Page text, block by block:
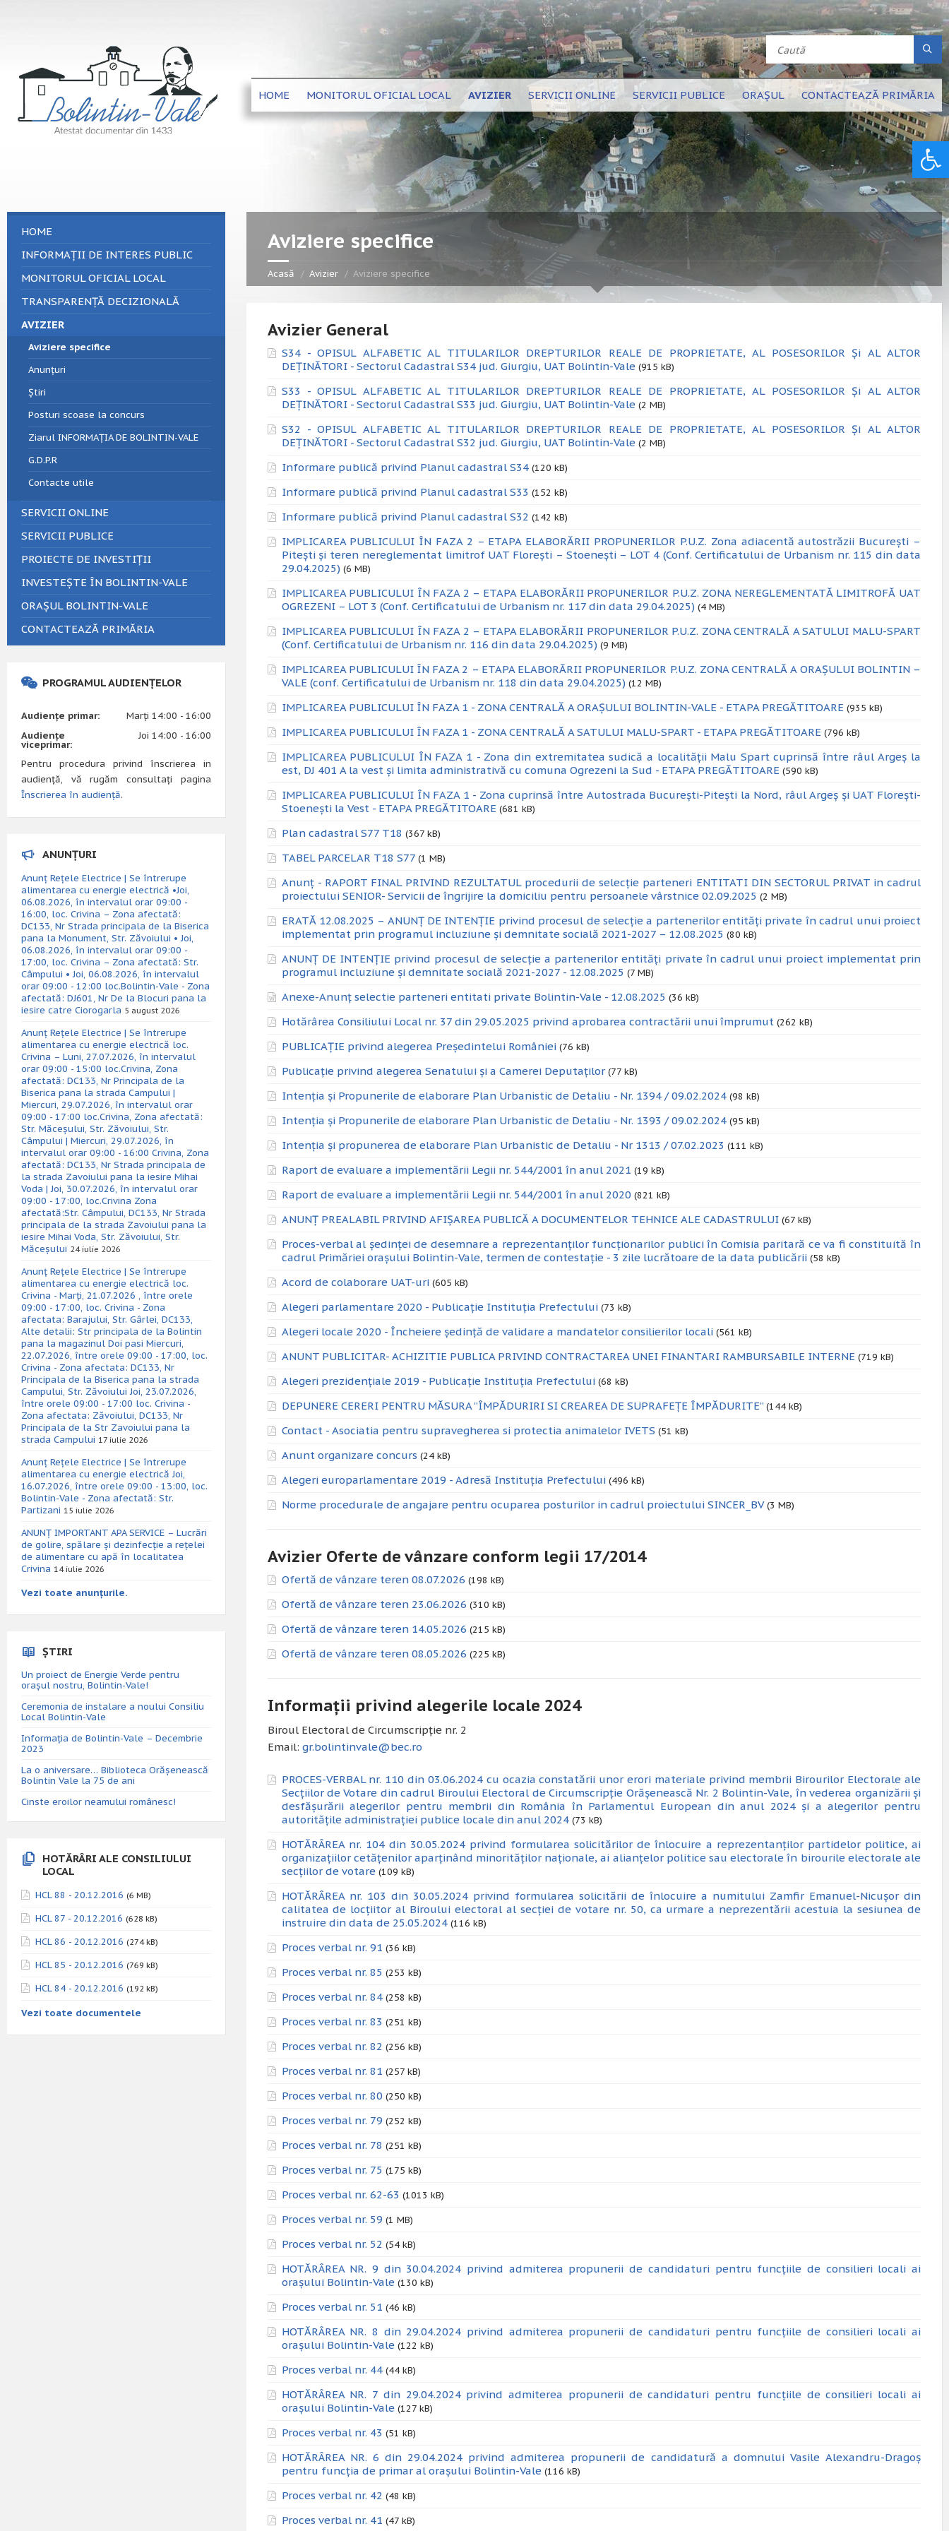
HOME MONITORUL OFICIAL LOCAL AVIZIER SERVICII ONLINE SERVICII PUBLICE ORAȘUL CONTACTEAZĂ PRIMĂRIA
Aviziere specifice
Acasă Avizier Aviziere specifice
Avizier General
S34 - OPISUL ALFABETIC AL TITULARILOR DREPTURILOR REALE DE PROPRIETATE, AL POSESORILOR Și AL ALTOR
DEȚINĂTORI - Sectorul Cadastral S34 jud. Giurgiu, UAT Bolintin-Vale (915 kB)
S33 - OPISUL ALFABETIC AL TITULARILOR DREPTURILOR REALE DE PROPRIETATE, AL POSESORILOR Și AL ALTOR
DEȚINĂTORI - Sectorul Cadastral S33 jud. Giurgiu, UAT Bolintin-Vale (2 MB)
S32 - OPISUL ALFABETIC AL TITULARILOR DREPTURILOR REALE DE PROPRIETATE, AL POSESORILOR Și AL ALTOR
DEȚINĂTORI - Sectorul Cadastral S32 jud. Giurgiu, UAT Bolintin-Vale (2 MB)
Informare publică privind Planul cadastral S34 (120 kB)
Informare publică privind Planul cadastral S33 (152 kB)
Informare publică privind Planul cadastral S32 (142 kB)
IMPLICAREA PUBLICULUI ÎN FAZA 2 – ETAPA ELABORĂRII PROPUNERILOR P.U.Z. Zona adiacentă autostrăzii București –
Pitești și teren nereglementat limitrof UAT Florești – Stoenești – LOT 4 (Conf. Certificatului de Urbanism nr. 115 din data
29.04.2025) (6 MB)
IMPLICAREA PUBLICULUI ÎN FAZA 2 – ETAPA ELABORĂRII PROPUNERILOR P.U.Z. ZONA NEREGLEMENTATĂ LIMITROFĂ UAT
OGREZENI – LOT 3 (Conf. Certificatului de Urbanism nr. 117 din data 29.04.2025) (4 MB)
IMPLICAREA PUBLICULUI ÎN FAZA 2 – ETAPA ELABORĂRII PROPUNERILOR P.U.Z. ZONA CENTRALĂ A SATULUI MALU-SPART
(Conf. Certificatului de Urbanism nr. 116 din data 29.04.2025) (9 MB)
IMPLICAREA PUBLICULUI ÎN FAZA 2 – ETAPA ELABORĂRII PROPUNERILOR P.U.Z. ZONA CENTRALĂ A ORAȘULUI BOLINTIN –
VALE (conf. Certificatului de Urbanism nr. 118 din data 29.04.2025) (12 MB)
IMPLICAREA PUBLICULUI ÎN FAZA 1 - ZONA CENTRALĂ A ORAȘULUI BOLINTIN-VALE - ETAPA PREGĂTITOARE (935 kB)
IMPLICAREA PUBLICULUI ÎN FAZA 1 - ZONA CENTRALĂ A SATULUI MALU-SPART - ETAPA PREGĂTITOARE (796 kB)
IMPLICAREA PUBLICULUI ÎN FAZA 1 - Zona din extremitatea sudică a localității Malu Spart cuprinsă între râul Argeș la
est, DJ 401 A la vest și limita administrativă cu comuna Ogrezeni la Sud - ETAPA PREGĂTITOARE (590 kB)
IMPLICAREA PUBLICULUI ÎN FAZA 1 - Zona cuprinsă între Autostrada București-Pitești la Nord, râul Argeș și UAT Florești-
Stoenești la Vest - ETAPA PREGĂTITOARE (681 kB)
Plan cadastral S77 T18 (367 kB)
TABEL PARCELAR T18 S77 (1 MB)
Anunț - RAPORT FINAL PRIVIND REZULTATUL procedurii de selecție parteneri ENTITATI DIN SECTORUL PRIVAT in cadrul
proiectului SENIOR- Servicii de îngrijire la domiciliu pentru persoanele vârstnice 02.09.2025 (2 MB)
ERATĂ 12.08.2025 – ANUNȚ DE INTENȚIE privind procesul de selecție a partenerilor entități private în cadrul unui proiect
implementat prin programul incluziune și demnitate socială 2021-2027 – 12.08.2025 (80 kB)
ANUNȚ DE INTENȚIE privind procesul de selecție a partenerilor entități private în cadrul unui proiect implementat prin
programul incluziune și demnitate socială 2021-2027 - 12.08.2025 (7 MB)
Anexe-Anunț selectie parteneri entitati private Bolintin-Vale - 12.08.2025 (36 kB)
Hotărârea Consiliului Local nr. 37 din 29.05.2025 privind aprobarea contractării unui împrumut (262 kB)
PUBLICAȚIE privind alegerea Președintelui României (76 kB)
Publicație privind alegerea Senatului și a Camerei Deputaților (77 kB)
Intenția și Propunerile de elaborare Plan Urbanistic de Detaliu - Nr. 1394 / 09.02.2024 (98 kB)
Intenția și Propunerile de elaborare Plan Urbanistic de Detaliu - Nr. 1393 / 09.02.2024 (95 kB)
Intenția și propunerea de elaborare Plan Urbanistic de Detaliu - Nr 1313 / 07.02.2023 (111 kB)
Raport de evaluare a implementării Legii nr. 544/2001 în anul 2021 (19 kB)
Raport de evaluare a implementării Legii nr. 544/2001 în anul 2020 (821 kB)
ANUNȚ PREALABIL PRIVIND AFIȘAREA PUBLICĂ A DOCUMENTELOR TEHNICE ALE CADASTRULUI (67 kB)
Proces-verbal al ședinței de desemnare a reprezentanților funcționarilor publici în Comisia paritară ce va fi constituită în
cadrul Primăriei orașului Bolintin-Vale, termen de contestație - 3 zile lucrătoare de la data publicării (58 kB)
Acord de colaborare UAT-uri (605 kB)
Alegeri parlamentare 2020 - Publicație Instituția Prefectului (73 kB)
Alegeri locale 2020 - Încheiere ședință de validare a mandatelor consilierilor locali (561 kB)
ANUNT PUBLICITAR- ACHIZITIE PUBLICA PRIVIND CONTRACTAREA UNEI FINANTARI RAMBURSABILE INTERNE (719 kB)
Alegeri prezidențiale 2019 - Publicație Instituția Prefectului (68 kB)
DEPUNERE CERERI PENTRU MĂSURA ”ÎMPĂDURIRI SI CREAREA DE SUPRAFEȚE ÎMPĂDURITE” (144 kB)
Contact - Asociatia pentru supravegherea si protectia animalelor IVETS (51 kB)
Anunt organizare concurs (24 kB)
Alegeri europarlamentare 2019 - Adresă Instituția Prefectului (496 kB)
Norme procedurale de angajare pentru ocuparea posturilor in cadrul proiectului SINCER_BV (3 MB)
Avizier Oferte de vânzare conform legii 17/2014
Ofertă de vânzare teren 08.07.2026 (198 kB)
Ofertă de vânzare teren 23.06.2026 (310 kB)
Ofertă de vânzare teren 14.05.2026 (215 kB)
Ofertă de vânzare teren 08.05.2026 (225 kB)
Informații privind alegerile locale 2024
Biroul Electoral de Circumscripție nr. 2
Email: gr.bolintinvale@bec.ro
PROCES-VERBAL nr. 110 din 03.06.2024 cu ocazia constatării unor erori materiale privind membrii Birourilor Electorale ale
Secțiilor de Votare din cadrul Biroului Electoral de Circumscripție Orășenească Nr. 2 Bolintin-Vale, în vederea organizării și
desfășurării alegerilor pentru membrii din România în Parlamentul European din anul 2024 și a alegerilor pentru
autoritățile administrației publice locale din anul 2024 (73 kB)
HOTĂRÂREA nr. 104 din 30.05.2024 privind formularea solicitărilor de înlocuire a reprezentanților partidelor politice, ai
organizațiilor cetățenilor aparținând minorităților naționale, ai alianțelor politice sau electorale în birourile electorale ale
secțiilor de votare (109 kB)
HOTĂRÂREA nr. 103 din 30.05.2024 privind formularea solicitării de înlocuire a numitului Zamfir Emanuel-Nicușor din
calitatea de locțiitor al Biroului electoral al secției de votare nr. 50, ca urmare a neprezentării acestuia la sesiunea de
instruire din data de 25.05.2024 (116 kB)
Proces verbal nr. 91 (36 kB)
Proces verbal nr. 85 (253 kB)
Proces verbal nr. 84 (258 kB)
Proces verbal nr. 83 (251 kB)
Proces verbal nr. 82 (256 kB)
Proces verbal nr. 81 (257 kB)
Proces verbal nr. 80 (250 kB)
Proces verbal nr. 79 (252 kB)
Proces verbal nr. 78 (251 kB)
Proces verbal nr. 75 (175 kB)
Proces verbal nr. 62-63 (1013 kB)
Proces verbal nr. 59 (1 MB)
Proces verbal nr. 52 (54 kB)
HOTĂRÂREA NR. 9 din 30.04.2024 privind admiterea propunerii de candidaturi pentru funcțiile de consilieri locali ai
orașului Bolintin-Vale (130 kB)
Proces verbal nr. 51 (46 kB)
HOTĂRÂREA NR. 8 din 29.04.2024 privind admiterea propunerii de candidaturi pentru funcțiile de consilieri locali ai
orașului Bolintin-Vale (122 kB)
Proces verbal nr. 44 (44 kB)
HOTĂRÂREA NR. 7 din 29.04.2024 privind admiterea propunerii de candidaturi pentru funcțiile de consilieri locali ai
orașului Bolintin-Vale (127 kB)
Proces verbal nr. 43 (51 kB)
HOTĂRÂREA NR. 6 din 29.04.2024 privind admiterea propunerii de candidatură a domnului Vasile Alexandru-Dragoș
pentru funcția de primar al orașului Bolintin-Vale (116 kB)
Proces verbal nr. 42 (48 kB)
Proces verbal nr. 41 (47 kB)
HOME
INFORMAȚII DE INTERES PUBLIC
MONITORUL OFICIAL LOCAL
TRANSPARENȚĂ DECIZIONALĂ
AVIZIER
Aviziere specifice
Anunțuri
Știri
Posturi scoase la concurs
Ziarul INFORMAȚIA DE BOLINTIN-VALE
G.D.P.R
Contacte utile
SERVICII ONLINE
SERVICII PUBLICE
PROIECTE DE INVESTIȚII
INVESTEȘTE ÎN BOLINTIN-VALE
ORAȘUL BOLINTIN-VALE
CONTACTEAZĂ PRIMĂRIA
PROGRAMUL AUDIENȚELOR
Audiențe primar:
Marți 14:00 - 16:00
Audiențe
viceprimar:
Joi 14:00 - 16:00
Pentru procedura privind înscrierea in
audiență, vă rugăm consultați pagina
Înscrierea în audiență.
ANUNȚURI
Anunț Rețele Electrice | Se întrerupe
alimentarea cu energie electrică •Joi,
06.08.2026, în intervalul orar 09:00 -
16:00, loc. Crivina – Zona afectată:
DC133, Nr Strada principala de la Biserica
pana la Monument, Str. Zăvoiului • Joi,
06.08.2026, în intervalul orar 09:00 -
17:00, loc. Crivina – Zona afectată: Str.
Câmpului • Joi, 06.08.2026, în intervalul
orar 09:00 - 12:00 loc.Bolintin-Vale - Zona
afectată: DJ601, Nr De la Blocuri pana la
iesire catre Ciorogarla 5 august 2026
Anunț Rețele Electrice | Se întrerupe
alimentarea cu energie electrică loc.
Crivina – Luni, 27.07.2026, în intervalul
orar 09:00 - 15:00 loc.Crivina, Zona
afectată: DC133, Nr Principala de la
Biserica pana la strada Campului |
Miercuri, 29.07.2026, în intervalul orar
09:00 - 17:00 loc.Crivina, Zona afectată:
Str. Măceșului, Str. Zăvoiului, Str.
Câmpului | Miercuri, 29.07.2026, în
intervalul orar 09:00 - 16:00 Crivina, Zona
afectată: DC133, Nr Strada principala de
la strada Zavoiului pana la iesire Mihai
Voda | Joi, 30.07.2026, în intervalul orar
09:00 - 17:00, loc.Crivina Zona
afectată:Str. Câmpului, DC133, Nr Strada
principala de la strada Zavoiului pana la
iesire Mihai Voda, Str. Zăvoiului, Str.
Măceșului 24 iulie 2026
Anunț Rețele Electrice | Se întrerupe
alimentarea cu energie electrică loc.
Crivina - Marți, 21.07.2026 , între orele
09:00 - 17:00, loc. Crivina - Zona
afectata: Barajului, Str. Gârlei, DC133,
Alte detalii: Str principala de la Bolintin
pana la magazinul Doi pasi Miercuri,
22.07.2026, între orele 09:00 - 17:00, loc.
Crivina - Zona afectata: DC133, Nr
Principala de la Biserica pana la strada
Campului, Str. Zăvoiului Joi, 23.07.2026,
între orele 09:00 - 17:00 loc. Crivina -
Zona afectata: Zăvoiului, DC133, Nr
Principala de la Str Zavoiului pana la
strada Campului 17 iulie 2026
Anunț Rețele Electrice | Se întrerupe
alimentarea cu energie electrică Joi,
16.07.2026, între orele 09:00 - 13:00, loc.
Bolintin-Vale - Zona afectată: Str.
Partizani 15 iulie 2026
ANUNȚ IMPORTANT APA SERVICE – Lucrări
de golire, spălare și dezinfecție a rețelei
de alimentare cu apă în localitatea
Crivina 14 iulie 2026
Vezi toate anunțurile.
ȘTIRI
Un proiect de Energie Verde pentru
orașul nostru, Bolintin-Vale!
Ceremonia de instalare a noului Consiliu
Local Bolintin-Vale
Informația de Bolintin-Vale – Decembrie
2023
La o aniversare… Biblioteca Orăşenească
Bolintin Vale la 75 de ani
Cinste eroilor neamului românesc!
HOTĂRÂRI ALE CONSILIULUI
LOCAL
HCL 88 - 20.12.2016 (6 MB)
HCL 87 - 20.12.2016 (628 kB)
HCL 86 - 20.12.2016 (274 kB)
HCL 85 - 20.12.2016 (769 kB)
HCL 84 - 20.12.2016 (192 kB)
Vezi toate documentele
Deschide bara de unelte